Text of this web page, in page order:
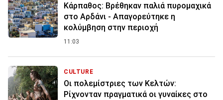
Κάρπαθος: Βρέθηκαν παλιά πυρομαχικά
στο Αρδάνι - Απαγορεύτηκε η
κολύμβηση στην περιοχή
11:03
CULTURE
Οι πολεμίστριες των Κελτών:
Ρίχνονταν πραγματικά οι γυναίκες στο